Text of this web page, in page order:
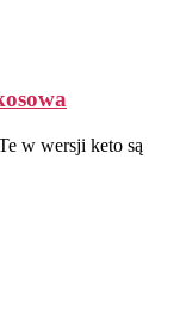
w wersji keto są